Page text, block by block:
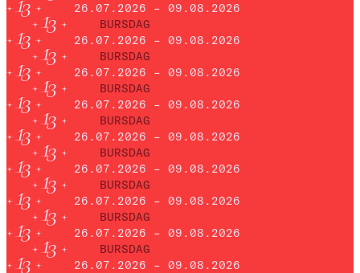
26.07.2026 – 09.08.2026
BURSDAG
26.07.2026 – 09.08.2026
BURSDAG
26.07.2026 – 09.08.2026
BURSDAG
26.07.2026 – 09.08.2026
BURSDAG
26.07.2026 – 09.08.2026
BURSDAG
26.07.2026 – 09.08.2026
BURSDAG
26.07.2026 – 09.08.2026
BURSDAG
26.07.2026 – 09.08.2026
BURSDAG
26.07.2026 – 09.08.2026